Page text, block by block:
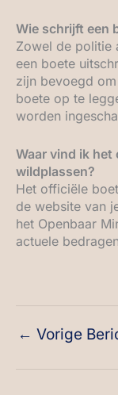
Wie schrijft een
Zowel de politie
een boete
zijn bevoegd
boete op te
worden
Waar vind ik
wildplassen?
Het officiële
de website van
het Openbaar
actuele
← Vorige